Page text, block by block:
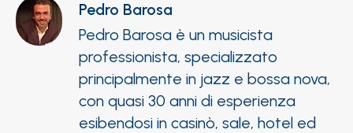
Pedro Barosa
Pedro Barosa è un musicista
professionista, specializzato
principalmente in jazz e bossa nova,
con quasi 30 anni di esperienza
esibendosi in casinò, sale, hotel ed